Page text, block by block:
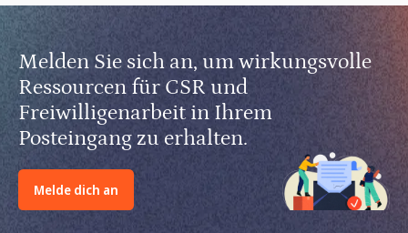
Melden Sie sich an, um wirkungsvolle
Ressourcen für CSR und
Freiwilligenarbeit in Ihrem
Posteingang zu erhalten.
Melde dich an